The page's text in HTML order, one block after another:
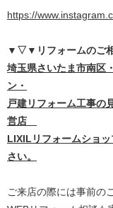
https://
▼▽▼リフォームのご
埼玉県さいたま市南区
ン・
戸建リフォーム工事の
営店
LIXILリフォームショ
さい。
ご来店の際には事前の